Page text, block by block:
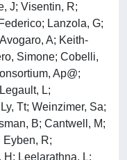
J; Visentin, R;
Lanzola, G;
A; Keith-
Simone; Cobelli,
Ap@;
L;
Tt; Weinzimer, Sa;
B; Cantwell, M;
Eyben, R;
H; Leelarathna, L;